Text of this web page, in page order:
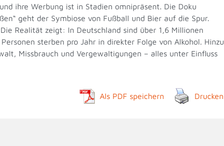
ihre Werbung ist in Stadien omnipräsent. Die Doku
geht der Symbiose von Fußball und Bier auf die Spur.
Realität zeigt: In Deutschland sind über 1,6 Millionen
sterben pro Jahr in direkter Folge von Alkohol. Hinzu
Missbrauch und Vergewaltigungen – alles unter Einfluss
Als PDF speichern Drucken